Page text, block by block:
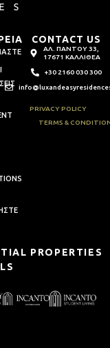
CONTACT US
ΑΛ. ΠΑΝΤΟΥ 33,
17671 ΚΑΛΛΙΘΕΑ
+30 2160 030 300
PRIVACY POLICY
TERMS &
PROPERTIES